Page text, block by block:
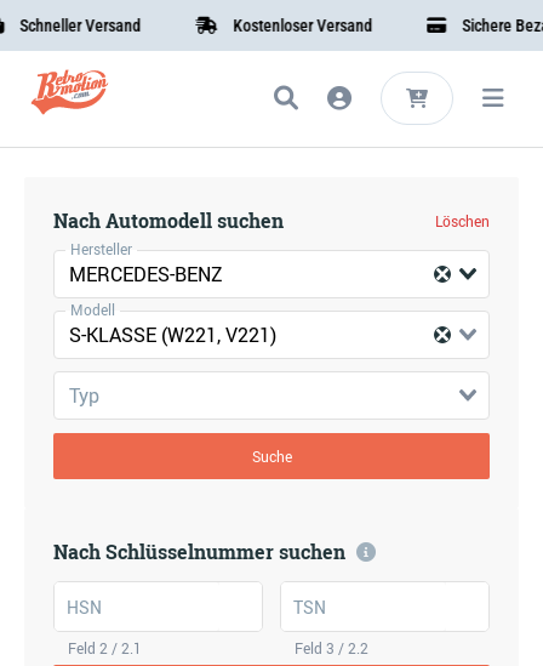
Schneller Versand Kostenloser Versand Sichere
Nach Automodell suchen
Löschen
Hersteller
MERCEDES-BENZ
Modell
S-KLASSE (W221, V221)
Typ
Suche
Nach Schlüsselnummer suchen
HSN
Feld 2 / 2.1
TSN
Feld 3 / 2.2